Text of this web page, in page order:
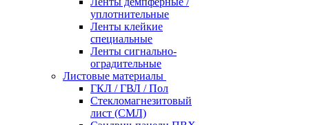
уплотнительные
Ленты клейкие
специальные
Ленты сигнально-
оградительные
Листовые материалы
ГКЛ / ГВЛ / Пол
Стекломагнезитовый
лист (СМЛ)